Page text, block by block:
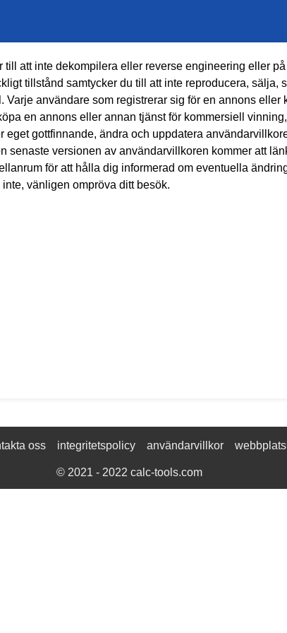
att inte dekompilera eller reverse engineering eller
tillstånd samtycker du till att inte reproducera, sälja,
användare som registrerar sig för en annons
en annons eller annan tjänst för kommersiell
eget gottfinnande, ändra och uppdatera
senaste versionen av användarvillkoren kommer att
för att hålla dig informerad om eventuella
vänligen ompröva ditt besök.
oss integritetspolicy användarvillkor
© 2021 - 2022 calc-tools.com